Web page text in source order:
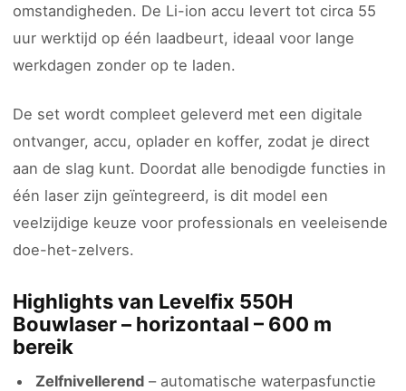
omstandigheden. De Li-ion accu levert tot circa 55
uur werktijd op één laadbeurt, ideaal voor lange
werkdagen zonder op te laden.
De set wordt compleet geleverd met een digitale
ontvanger, accu, oplader en koffer, zodat je direct
aan de slag kunt. Doordat alle benodigde functies in
één laser zijn geïntegreerd, is dit model een
veelzijdige keuze voor professionals en veeleisende
doe-het-zelvers.
Highlights van Levelfix 550H
Bouwlaser – horizontaal – 600 m
bereik
Zelfnivellerend – automatische waterpasfunctie